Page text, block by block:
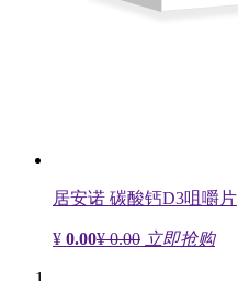
居安诺 碳酸钙D3咀嚼片
¥ 0.00¥ 0.00 立即抢购